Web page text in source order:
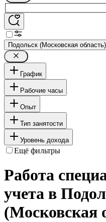
Подольск (Московская область)
График
Рабочие часы
Опыт
Тип занятости
Уровень дохода
Ещё фильтры
Работа
учета в
(Московская